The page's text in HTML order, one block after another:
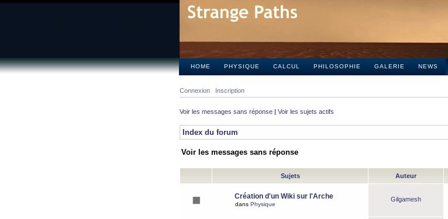
HOME PHYSIQUE CALCUL PHILOSOPHIE GALERIE NEWS
Connexion Inscription
Voir les messages sans réponse | Voir les sujets actifs
Index du forum
Voir les messages sans réponse
Sujets Auteur
Création d'un Wiki sur l'Arche
dans Physique
Gilgamesh